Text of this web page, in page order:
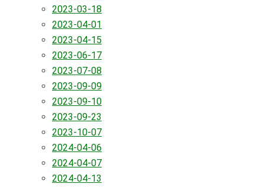
2023-03-18
2023-04-01
2023-04-15
2023-06-17
2023-07-08
2023-09-09
2023-09-10
2023-09-23
2023-10-07
2024-04-06
2024-04-07
2024-04-13